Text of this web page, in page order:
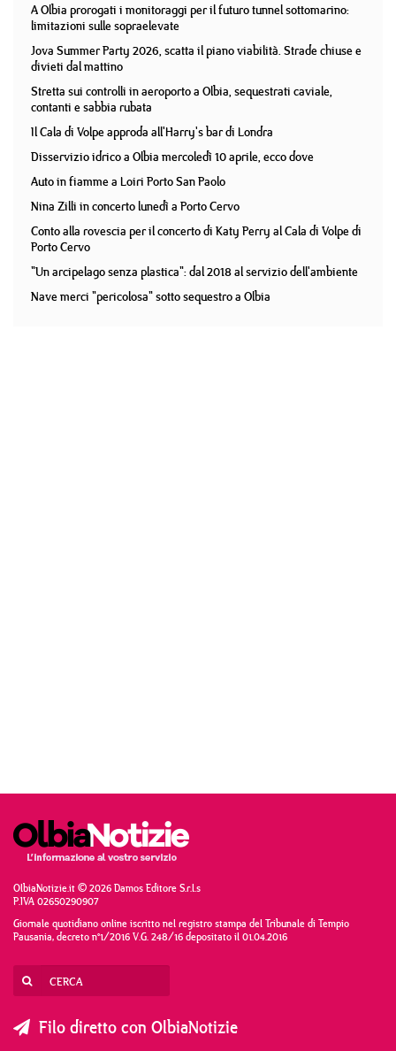
A Olbia prorogati i monitoraggi per il futuro tunnel sottomarino:
limitazioni sulle sopraelevate
Jova Summer Party 2026, scatta il piano viabilità. Strade chiuse e
divieti dal mattino
Stretta sui controlli in aeroporto a Olbia, sequestrati caviale,
contanti e sabbia rubata
Il Cala di Volpe approda all'Harry's bar di Londra
Disservizio idrico a Olbia mercoledì 10 aprile, ecco dove
Auto in fiamme a Loiri Porto San Paolo
Nina Zilli in concerto lunedì a Porto Cervo
Conto alla rovescia per il concerto di Katy Perry al Cala di Volpe di
Porto Cervo
"Un arcipelago senza plastica": dal 2018 al servizio dell'ambiente
Nave merci "pericolosa" sotto sequestro a Olbia
OlbiaNotizie.it © 2026 Damos Editore S.r.l.s
P.IVA 02650290907
Giornale quotidiano online iscritto nel registro stampa del Tribunale di Tempio
Pausania, decreto n°1/2016 V.G. 248/16 depositato il 01.04.2016
Filo diretto con OlbiaNotizie